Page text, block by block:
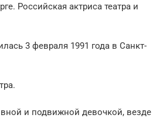
Российская актриса театра и
3 февраля 1991 года в Санкт-
и подвижной девочкой, везде